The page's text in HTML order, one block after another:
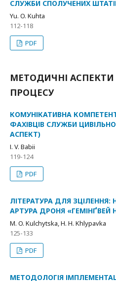
СЛУЖБИ СПОЛУЧЕНИХ
Yu. O. Kuhta
112-118
PDF
МЕТОДИЧНІ АСПЕКТИ
ПРОЦЕСУ
КОМУНІКАТИВНА
ФАХІВЦІВ СЛУЖБИ
АСПЕКТ)
І. V. Babii
119-124
PDF
ЛІТЕРАТУРА ДЛЯ ЗЦІЛЕННЯ:
АРТУРА ДРОНЯ «ГЕМІНҐВЕЙ
M. O. Kulchytska, H. H. Khlypavka
125-133
PDF
МЕТОДОЛОГІЯ